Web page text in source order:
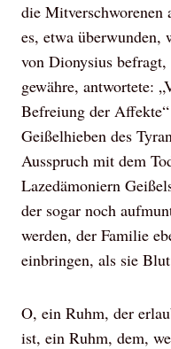
die Mitverschworenen
es, etwa überwunden,
von Dionysius
gewähre, antwortete:
Befreiung der
Geißelhieben des
Ausspruch mit dem
Lazedämoniern
der sogar noch
werden, der Familie
einbringen, als sie
O, ein Ruhm, der
ist, ein Ruhm, dem,